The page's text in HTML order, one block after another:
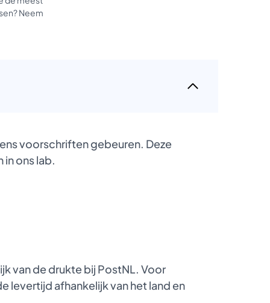
Neem
voorschriften gebeuren. Deze
ons lab.
van de drukte bij PostNL. Voor
levertijd afhankelijk van het land en